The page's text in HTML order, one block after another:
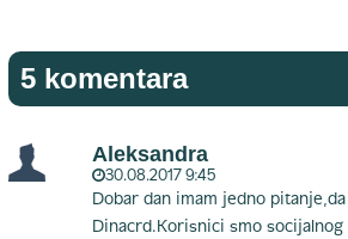
5 komentara
Aleksandra
30.08.2017 9:45
Dobar dan imam jedno
Dinacrd.Korisnici smo